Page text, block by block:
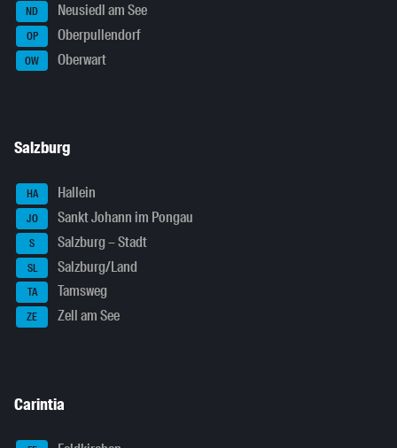
ND Neusiedl am See
OP Oberpullendorf
OW Oberwart
Salzburg
HA Hallein
JO Sankt Johann im Pongau
S Salzburg – Stadt
SL Salzburg/Land
TA Tamsweg
ZE Zell am See
Carintia